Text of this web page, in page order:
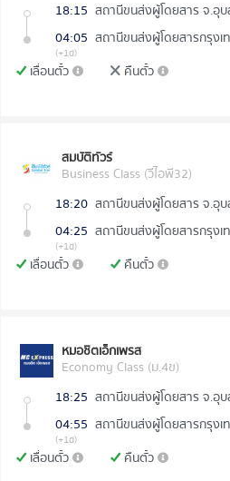
18:15 สถานีขนส่งผู้โดยสาร จ.อุ
04:05 สถานีขนส่งผู้โดยสารกรุง
(+1d)
เลื่อนตั๋ว คืนตั๋ว
สมบัติทัวร์
Business Class (วีไอพี32)
18:20 สถานีขนส่งผู้โดยสาร จ.อุ
04:25 สถานีขนส่งผู้โดยสารกรุง
(+1d)
เลื่อนตั๋ว คืนตั๋ว
หมอชิตเอ็กเพรส
Economy Class (ม.4ข)
18:25 สถานีขนส่งผู้โดยสาร จ.อุ
04:55 สถานีขนส่งผู้โดยสารกรุง
(+1d)
เลื่อนตั๋ว คืนตั๋ว